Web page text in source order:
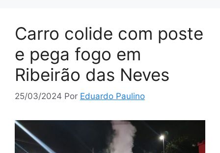
Carro colide com poste
e pega fogo em
Ribeirão das Neves
25/03/2024 Por Eduardo Paulino